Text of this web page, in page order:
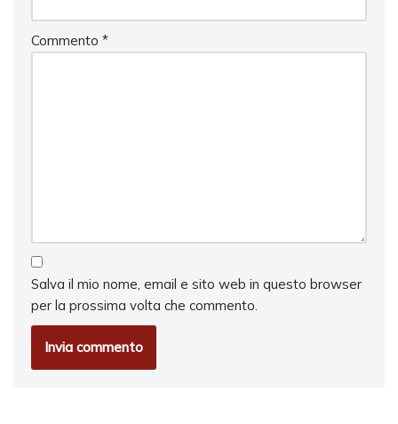
Commento *
Salva il mio nome, email e sito web in questo browser
per la prossima volta che commento.